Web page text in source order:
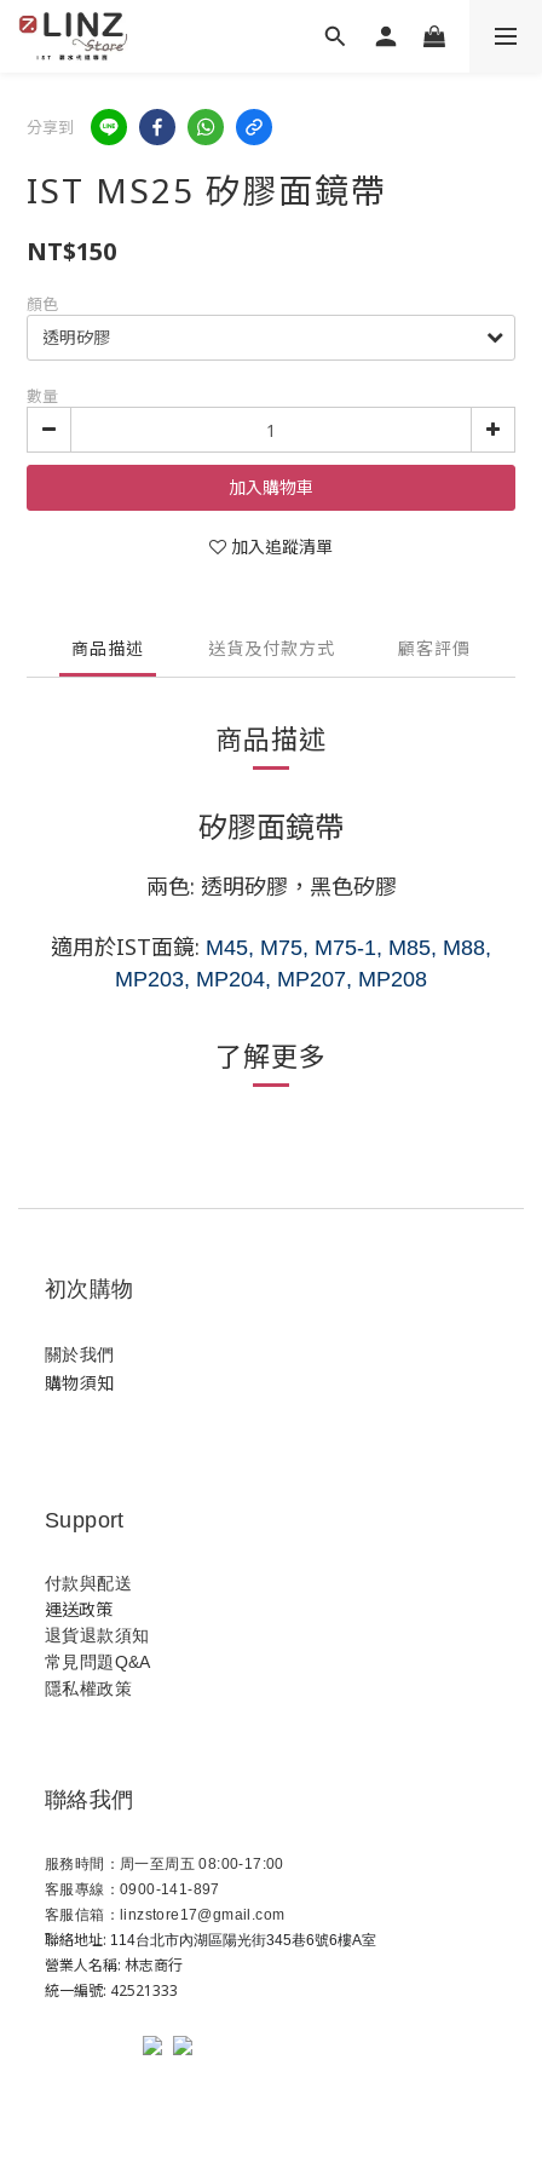
分享到
IST MS25 矽膠面鏡帶
NT$150
顏色
數量
加入購物車
加入追蹤清單
商品描述 送貨及付款方式 顧客評價
商品描述
矽膠面鏡帶
兩色: 透明矽膠，黑色矽膠
適用於IST面鏡: M45, M75, M75-1, M85, M88,
MP203, MP204, MP207, MP208
了解更多
初次購物
關於我們
購物須知
Support
付款與配送
運送政策
退貨退款須知
常見問題Q&A
隱私權政策
聯絡我們
服務時間：周一至周五 08:00-17:00
客服專線：0900-141-897
客服信箱：linzstore17@gmail.com
聯絡地址: 114台北市內湖區陽光街345巷6號6樓A室
營業人名稱: 林志商行
統一編號: 42521333